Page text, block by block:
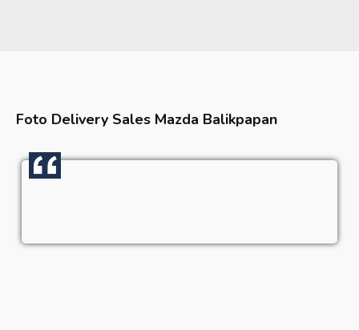
Foto Delivery Sales Mazda Balikpapan